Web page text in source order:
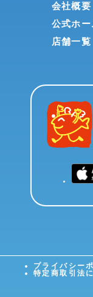
会社概要
公式ホー
店舗一覧
プライバシー
特定商取引法